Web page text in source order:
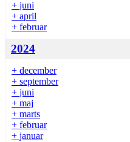
+ juni
+ april
+ februar
2024
+ december
+ september
+ juni
+ maj
+ marts
+ februar
+ januar